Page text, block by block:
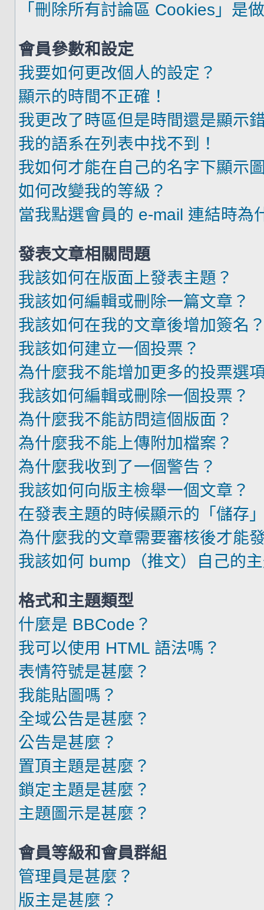
「刪除所有討論區 Cookies」是
會員參數和設定
我要如何更改個人的設定？
顯示的時間不正確！
我更改了時區但是時間還是顯示
我的語系在列表中找不到！
我如何才能在自己的名字下顯示
如何改變我的等級？
當我點選會員的 e-mail 連結時為
發表文章相關問題
我該如何在版面上發表主題？
我該如何編輯或刪除一篇文章？
我該如何在我的文章後增加簽名
我該如何建立一個投票？
為什麼我不能增加更多的投票選
我該如何編輯或刪除一個投票？
為什麼我不能訪問這個版面？
為什麼我不能上傳附加檔案？
為什麼我收到了一個警告？
我該如何向版主檢舉一個文章？
在發表主題的時候顯示的「儲存
為什麼我的文章需要審核後才能
我該如何 bump（推文）自己的
格式和主題類型
什麼是 BBCode？
我可以使用 HTML 語法嗎？
表情符號是甚麼？
我能貼圖嗎？
全域公告是甚麼？
公告是甚麼？
置頂主題是甚麼？
鎖定主題是甚麼？
主題圖示是甚麼？
會員等級和會員群組
管理員是甚麼？
版主是甚麼？